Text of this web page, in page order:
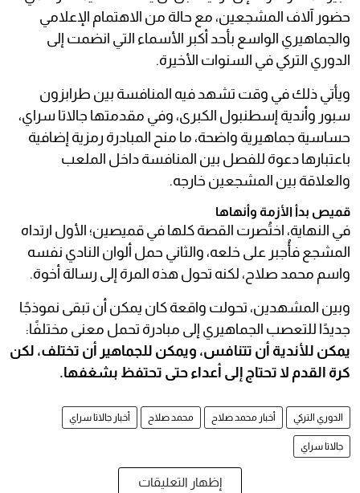
حضور آلاف المشجعين، مع حالة من الاهتمام الإعلامي
والجماهيري الواسع بأحد أكبر الأسماء التي انضمت إلى
الدوري التركي في السنوات الأخيرة.
ويأتي ذلك في وقت تشهد فيه المنافسة بين طرابزون
سبور وأندية إسطنبول الكبرى، وفي مقدمتها جالاتا سراي،
حساسية جماهيرية واضحة، ما منح المبادرة رمزية إضافية
باعتبارها دعوة للفصل بين المنافسة داخل الملعب
والعلاقة بين المشجعين خارجه.
قميص بدأ الأزمة وأنهاها
في النهاية، اختُصرت القصة كلها في قميصين؛ الأول ارتداه
المشجع فأُجبر على خلعه، والثاني حمل ألوان النادي نفسه
واسم محمد صلاح، لكنه تحول هذه المرة إلى رسالة أخوة.
وبين المشهدين، تحولت واقعة كان يمكن أن تبقى نموذجًا
جديدًا للتعصب الجماهيري إلى مبادرة تحمل معنى مختلفًا:
يمكن للأندية أن تتنافس، ويمكن للجماهير أن تختلف، لكن
كرة القدم لا تحتاج إلى أعداء حتى تحتفظ بشغفها.
الدوري التركي أخبار محمد صلاح محمد صلاح أخبار جالاتا سراي
جالاتا سراي
إظهار التعليقات